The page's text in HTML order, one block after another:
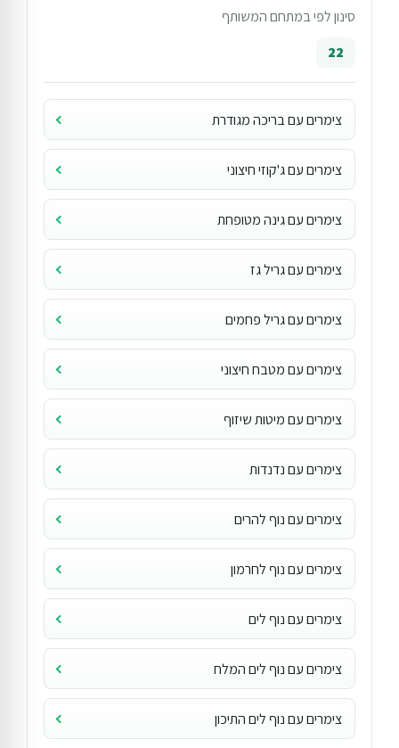
סינון לפי במתחם המשותף
22
צימרים עם בריכה מגודרת
צימרים עם ג'קוזי חיצוני
צימרים עם גינה מטופחת
צימרים עם גריל גז
צימרים עם גריל פחמים
צימרים עם מטבח חיצוני
צימרים עם מיטות שיזוף
צימרים עם נדנדות
צימרים עם נוף להרים
צימרים עם נוף לחרמון
צימרים עם נוף לים
צימרים עם נוף לים המלח
צימרים עם נוף לים התיכון